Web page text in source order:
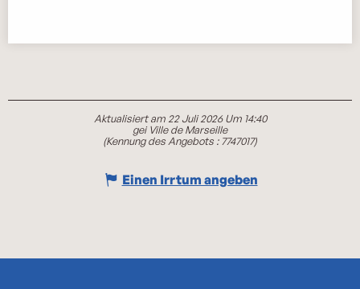
Aktualisiert am 22 Juli 2026 Um 14:40
gei Ville de Marseille
(Kennung des Angebots :7747017)
Einen Irrtum angeben